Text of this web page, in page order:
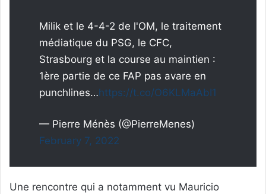
Milik et le 4-4-2 de l'OM, le traitement
médiatique du PSG, le CFC,
Strasbourg et la course au maintien :
1ère partie de ce FAP pas avare en
punchlines…https://t.co/O6KLMaAbI1
— Pierre Ménès (@PierreMenes)
February 7, 2022
Une rencontre qui a notamment vu Mauricio